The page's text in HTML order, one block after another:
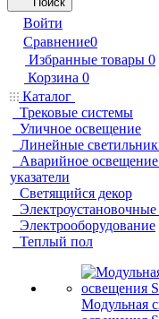
Войти
Сравнение0
Избранные товары 0
Корзина 0
Каталог
Трековые системы
Уличное освещение
Линейные
Аварийное
указатели
Светящийся декор
Электроустановочные
Электрооборудование
Теплый пол
Модульная